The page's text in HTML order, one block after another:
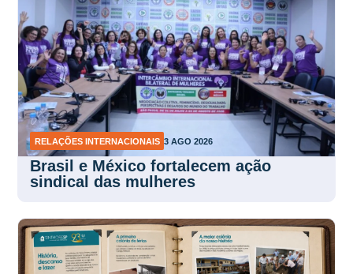
RELAÇÕES INTERNACIONAIS 3 AGO 2026
Brasil e México fortalecem ação
sindical das mulheres